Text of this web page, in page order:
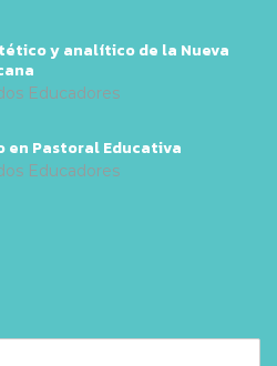
y analítico de la Nueva
Educadores
en Pastoral Educativa
Educadores